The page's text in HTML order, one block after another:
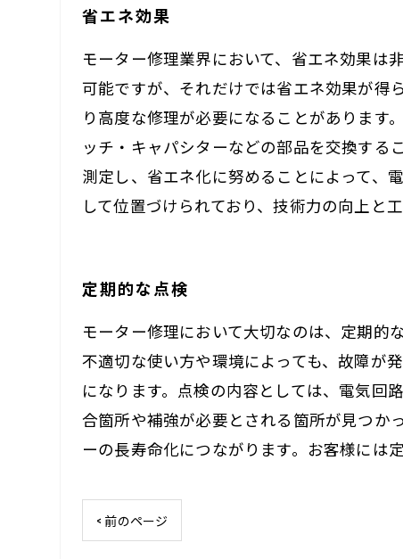
省エネ効果
モーター修理業界において、省エネ効果は
可能ですが、それだけでは省エネ効果が得
り高度な修理が必要になることがあります
ッチ・キャパシターなどの部品を交換する
測定し、省エネ化に努めることによって、
して位置づけられており、技術力の向上と
定期的な点検
モーター修理において大切なのは、定期的
不適切な使い方や環境によっても、故障が
になります。点検の内容としては、電気回
合箇所や補強が必要とされる箇所が見つか
ーの長寿命化につながります。お客様には
< 前のページ